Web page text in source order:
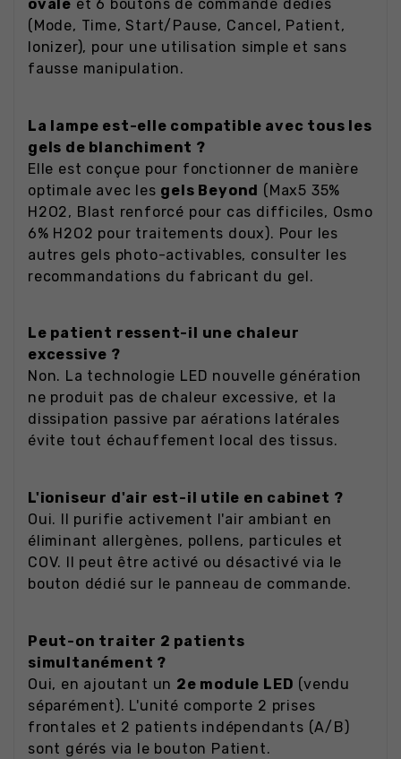
ovale et 6 boutons de commande dédiés
(Mode, Time, Start/Pause, Cancel, Patient,
Ionizer), pour une utilisation simple et sans
fausse manipulation.
La lampe est-elle compatible avec tous les
gels de blanchiment ?
Elle est conçue pour fonctionner de manière
optimale avec les gels Beyond (Max5 35%
H2O2, Blast renforcé pour cas difficiles, Osmo
6% H2O2 pour traitements doux). Pour les
autres gels photo-activables, consulter les
recommandations du fabricant du gel.
Le patient ressent-il une chaleur
excessive ?
Non. La technologie LED nouvelle génération
ne produit pas de chaleur excessive, et la
dissipation passive par aérations latérales
évite tout échauffement local des tissus.
L'ioniseur d'air est-il utile en cabinet ?
Oui. Il purifie activement l'air ambiant en
éliminant allergènes, pollens, particules et
COV. Il peut être activé ou désactivé via le
bouton dédié sur le panneau de commande.
Peut-on traiter 2 patients
simultanément ?
Oui, en ajoutant un 2e module LED (vendu
séparément). L'unité comporte 2 prises
frontales et 2 patients indépendants (A/B)
sont gérés via le bouton Patient.